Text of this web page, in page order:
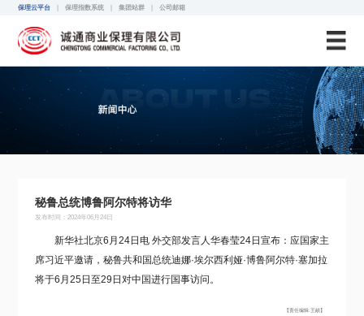
诚通保理
保理云平台 保理指数系统 集团站群 公司邮箱
秘鲁总统博鲁阿尔特将访华
发布时间：2024年06月24日
新华社北京6月24日电 外交部发言人华春莹24日宣布：应国家主
席习近平邀请，秘鲁共和国总统迪娜·埃尔西利娅·博鲁阿尔特·塞加拉
将于6月25日至29日对中国进行国事访问。
【责任编辑:王頔】